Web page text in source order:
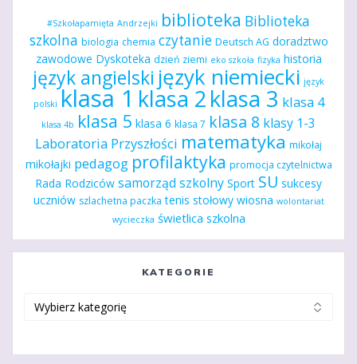
#Szkołapamięta Andrzejki biblioteka Biblioteka
szkolna biologia chemia czytanie Deutsch AG doradztwo
zawodowe Dyskoteka dzień ziemi eko szkoła fizyka historia
język angielski język niemiecki język
polski klasa 1 klasa 2klasa 3 klasa 4
klasa 4b klasa 5 klasa 6 klasa 7 klasa 8 klasy 1-3
Laboratoria Przyszłości matematyka mikołaj
mikołajki pedagog profilaktyka promocja czytelnictwa
Rada Rodziców samorząd szkolny Sport SU sukcesy
uczniów szlachetna paczka tenis stołowy wiosna wolontariat
wycieczka świetlica szkolna
KATEGORIE